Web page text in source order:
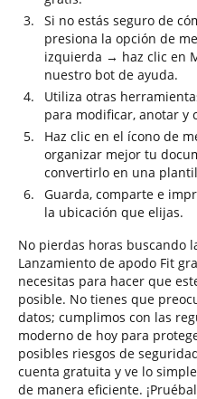
Si no estás seguro de
presiona la opción de
izquierda → haz clic en
nuestro bot de ayuda.
Utiliza otras
para modificar, anotar y
Haz clic en el ícono de
organizar mejor tu
convertirlo en una
Guarda, comparte e
la ubicación que elijas.
No pierdas horas buscando
Lanzamiento de apodo Fit
necesitas para hacer que
posible. No tienes que
datos; cumplimos con las
moderno de hoy para
posibles riesgos de
cuenta gratuita y ve lo
de manera eficiente.